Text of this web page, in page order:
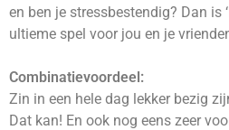
en ben je stressbestendig? Dan is
ultieme spel voor jou en je
Combinatievoordeel:
Zin in een hele dag lekker bezig
Dat kan! En ook nog eens zeer